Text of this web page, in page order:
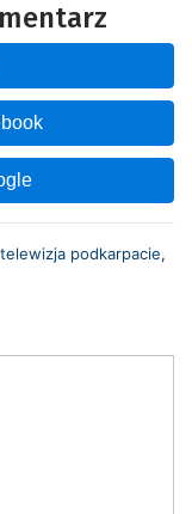
telewizja podkarpacie,